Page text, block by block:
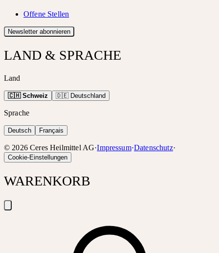
Offene Stellen
Newsletter abonnieren
LAND & SPRACHE
Land
🇨🇭 Schweiz 🇩🇪 Deutschland
Sprache
Deutsch Français
© 2026 Ceres Heilmittel AG·Impressum·Datenschutz·
Cookie-Einstellungen
WARENKORB